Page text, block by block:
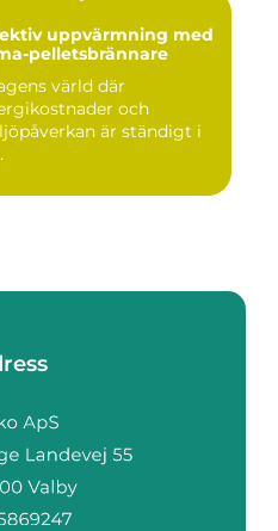
uppvärmning med
pelletsbrännare
värld där
och
är ständigt i